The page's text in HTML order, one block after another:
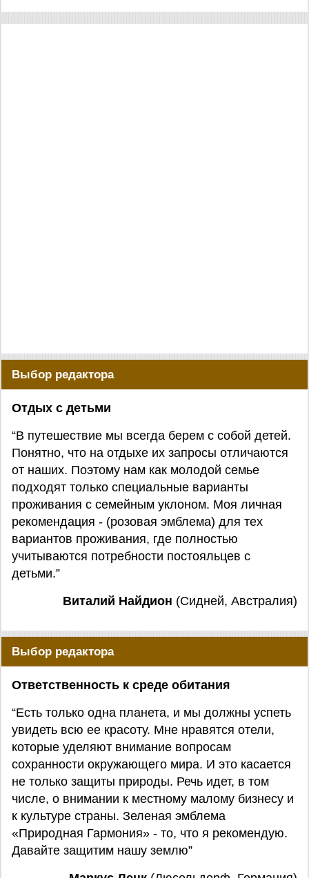
Выбор редактора
Отдых с детьми
“В путешествие мы всегда берем с собой детей.
Понятно, что на отдыхе их запросы отличаются
от наших. Поэтому нам как молодой семье
подходят только специальные варианты
проживания с семейным уклоном. Моя личная
рекомендация - (розовая эмблема) для тех
вариантов проживания, где полностью
учитываются потребности постояльцев с
детьми.”
Виталий Найдион (Сидней, Австралия)
Выбор редактора
Ответственность к среде обитания
“Есть только одна планета, и мы должны успеть
увидеть всю ее красоту. Мне нравятся отели,
которые уделяют внимание вопросам
сохранности окружающего мира. И это касается
не только защиты природы. Речь идет, в том
числе, о внимании к местному малому бизнесу и
к культуре страны. Зеленая эмблема
«Природная Гармония» - то, что я рекомендую.
Давайте защитим нашу землю”